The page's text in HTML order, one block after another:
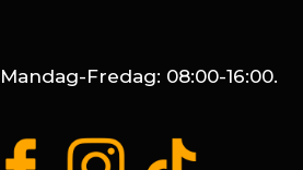
Mandag-Fredag: 08:00-16:00.